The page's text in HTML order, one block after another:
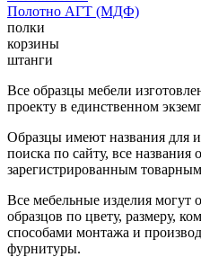
Полотно АГТ (МДФ)
полки
корзины
штанги
Все образцы мебели
проекту в единственном
Образцы имеют названия для
поиска по сайту, все названия
зарегистрированным
Все мебельные изделия могут
образцов по цвету, размеру,
способами монтажа и
фурнитуры.